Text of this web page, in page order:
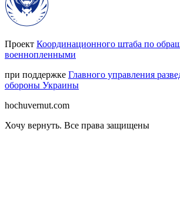
Проект Координационного штаба по
военнопленными
при поддержке Главного управления
обороны Украины
hochuvernut.com
Хочу вернуть. Все права защищены